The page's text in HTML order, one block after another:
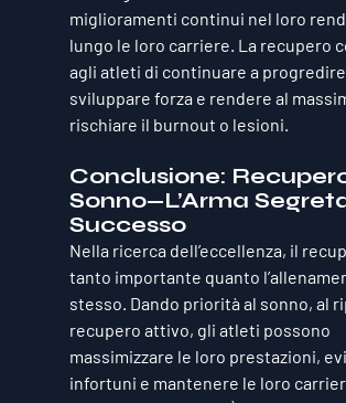
miglioramenti continui nel loro
lungo le loro carriere. La recupero
agli atleti di continuare a
sviluppare forza e rendere al
rischiare il burnout o lesioni.
Conclusione:
Sonno—L’Arma
Successo
Nella ricerca dell’eccellenza, il
tanto importante quanto
stesso. Dando priorità al sonno, al
recupero attivo, gli atleti possono
massimizzare le loro prestazioni,
infortuni e mantenere le loro